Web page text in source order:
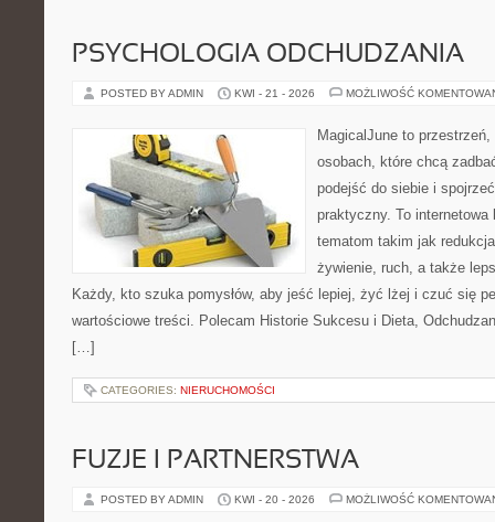
PSYCHOLOGIA ODCHUDZANIA
POSTED BY ADMIN KWI - 21 - 2026 MOŻLIWOŚĆ
MagicalJune to
osobach, które chcą
podejść do siebie i
praktyczny. To
tematom takim jak
żywienie, ruch, a także
Każdy, kto szuka pomysłów, aby jeść lepiej, żyć lżej i czuć się
wartościowe treści. Polecam Historie Sukcesu i Dieta,
[…]
CATEGORIES: NIERUCHOMOŚCI
FUZJE I PARTNERSTWA
POSTED BY ADMIN KWI - 20 - 2026 MOŻLIWOŚĆ